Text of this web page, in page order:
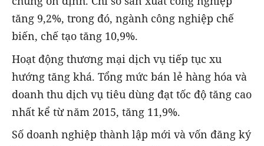
tăng 9,2%, trong đó, ngành công nghiệp chế
biến, chế tạo tăng 10,9%.
Hoạt động thương mại dịch vụ tiếp tục xu
hướng tăng khá. Tổng mức bán lẻ hàng hóa và
doanh thu dịch vụ tiêu dùng đạt tốc độ tăng cao
nhất kể từ năm 2015, tăng 11,9%.
Số doanh nghiệp thành lập mới và vốn đăng ký